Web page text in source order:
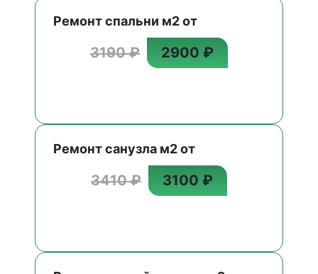
Ремонт спальни м2 от
3190 ₽ 2900 ₽
Ремонт санузла м2 от
3410 ₽ 3100 ₽